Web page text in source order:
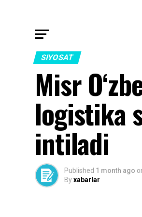
SIYOSAT
Misr
logistika
intiladi
Published 1 month ago
Byxabarlar